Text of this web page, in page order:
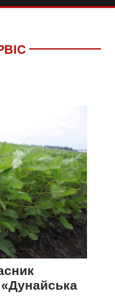
«Дунайська